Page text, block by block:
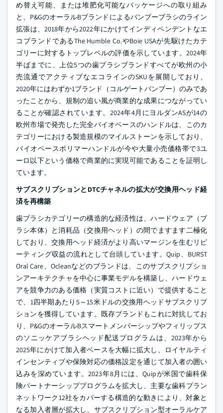
め替え可能、または堆肥化可能なパッケージへの取り組み
と、P&GのオーラルBブランドによるバンブーブラシのライン
拡張は、2018年から2022年にかけてインディペンデントなエ
コブランドであるThe Humble Co.やBoie USAが先駆けたカテ
ゴリーに対するトップレベルの評価を示しています。2024年
半ばまでに、上位5つの歯ブラシブランドすべてが欧州の小
売流通でアクティブなエコラインのSKUを展開しており、
2020年にはわずか1ブランド（コルゲートバンブー）のみであ
ったことから、規制の追い風が商業的な成果につながってい
ることが確認されています。2024年4月にヨルダンASが14の
欧州市場で発売した完全バイオベースのハンドルは、このカ
テゴリーにおける製造規模のマイルストーンを示しており、
バイオベースポリマーハンドルが今や大量小売価格帯で3ユ
ーロ以下という価格で商業的に実現可能であることを証明し
ています。
サブスクリプションとDTCチャネルの拡大が交換用ヘッド経
済を再構築
歯ブラシカテゴリーの構造的な経済性は、ハードウェア（ブ
ラシ本体）と消耗品（交換用ヘッド）の間でますます二極化
しており、交換用ヘッド経済がより高いマージンを生むリピ
ーティング収益の流れとして台頭しています。Quip、BURST
Oral Care、Ocleanなどのブランドは、このサブスクリプショ
ンアーキテクチャを中心に事業モデルを構築し、ハードウェ
アを競争力のある価格（実質コストに近い）で提供すること
で、1四半期あたり5～15米ドルの交換用ヘッドサブスクリプ
ションを獲得しています。既存ブランドもこれに対抗してお
り、P&GのオーラルBスマートメンバーシップやフィリップス
のソニッケアブラシヘッド配送プログラムは、2023年から
2025年にかけて加入者ベースを大幅に拡大し、ロイヤルティ
インセンティブや保険対応の価格設定を通じて加入者の囲い
込みを深めています。2023年8月には、Quipが米国で歯科保
険パートナーシッププログラムを拡大し、主要な歯科プラン
ネットワーク12社をカバーする構造的な動きにより、対象と
なる加入者層が拡大し、サブスクリプション型オーラルケア